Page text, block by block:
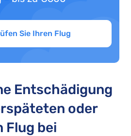
Sie Ihren Flug
Entschädigung
oder
Flug bei